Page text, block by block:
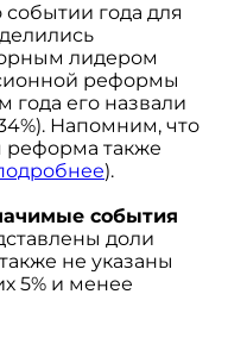
событии года для
лидером
реформы
года его назвали
Напомним, что
реформа также
).
события
доли
не указаны
5% и менее